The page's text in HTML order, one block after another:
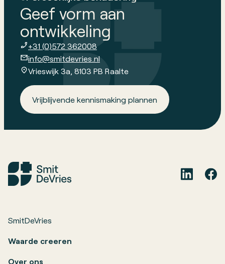
Geef vorm aan
ontwikkeling
+31 (0)572 362008
info@smitdevries.nl
Vrieswijk 3a, 8103 PB Raalte
Vrijblijvende kennismaking plannen
SmitDeVries
Waarde creeren
Over ons